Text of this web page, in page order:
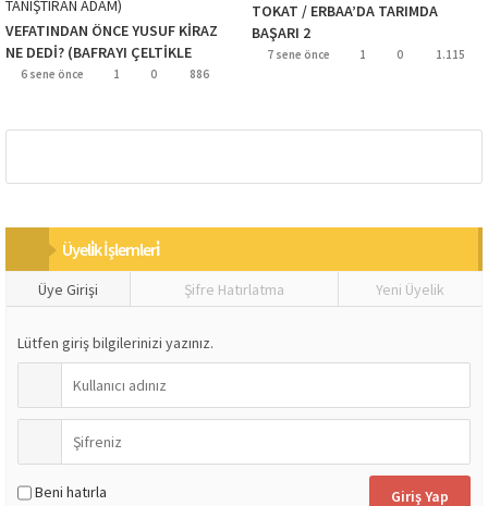
VEFATINDAN ÖNCE YUSUF KİRAZ
NE DEDİ? (BAFRAYI ÇELTİKLE
TANIŞTIRAN ADAM)
6 sene önce 1 0 886
TOKAT / ERBAA’DA TARIMDA
BAŞARI 2
7 sene önce 1 0 1.115
Üyeli̇k İşlemleri̇
Üye Girişi Şifre Hatırlatma Yeni Üyelik
Lütfen giriş bilgilerinizi yazınız.
Beni hatırla